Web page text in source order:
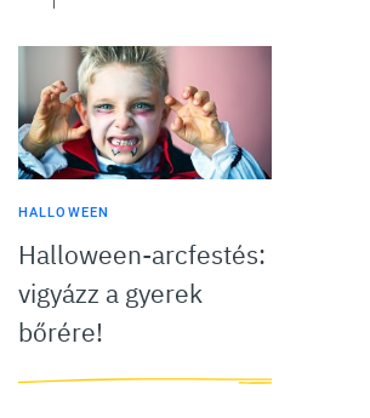
HALLOWEEN
Halloween-arcfestés:
vigyázz a gyerek
bőrére!